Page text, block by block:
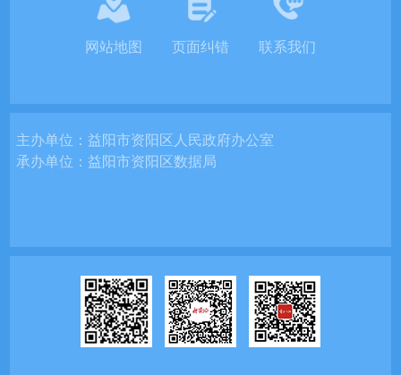
网站地图 页面纠错 联系我们
主办单位：益阳市资阳区人民政府办公室
承办单位：益阳市资阳区数据局